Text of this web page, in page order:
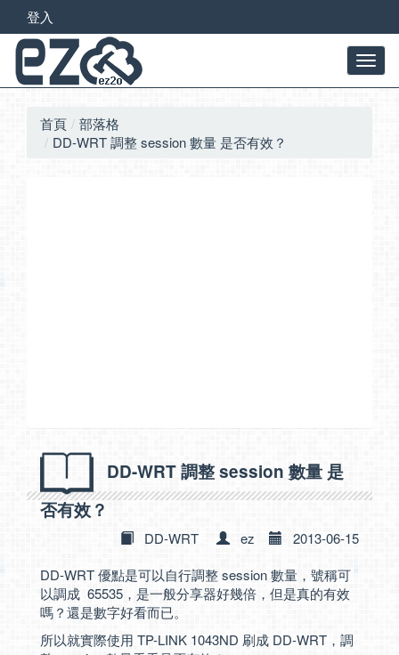
登入
首頁
部落格
DD-WRT 調整 session 數量 是否有效？
DD-WRT 調整 session 數量 是
否有效？
DD-WRT ez
2013-06-15
DD-WRT 優點是可以自行調整 session 數量，號稱可
以調成 65535，是一般分享器好幾倍，但是真的有效
嗎？還是數字好看而已。
所以就實際使用 TP-LINK 1043ND 刷成 DD-WRT，調